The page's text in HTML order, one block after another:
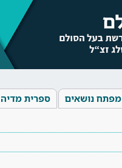
מפתח נושאים ספרית מדיה